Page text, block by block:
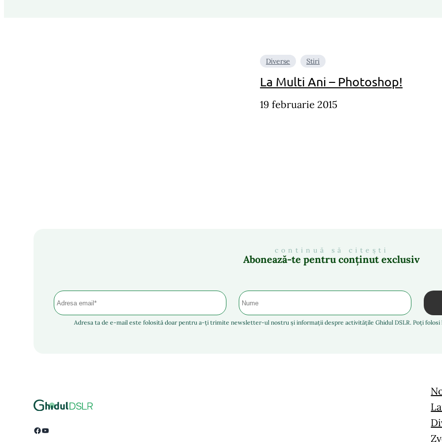
Diverse Stiri
La Multi Ani – Photoshop!
19 februarie 2015
continuă să citești
Abonează-te pentru conținut exclusiv
Adresa ta de e-mail este folosită doar pentru a-ți trimite newsletter-ul nostru și informații despre activitățile Ghidul DSLR. Poți
Facebook YouTube